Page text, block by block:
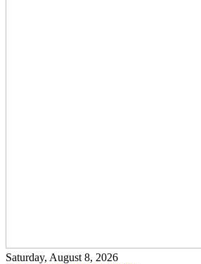
Saturday, August 8, 2026